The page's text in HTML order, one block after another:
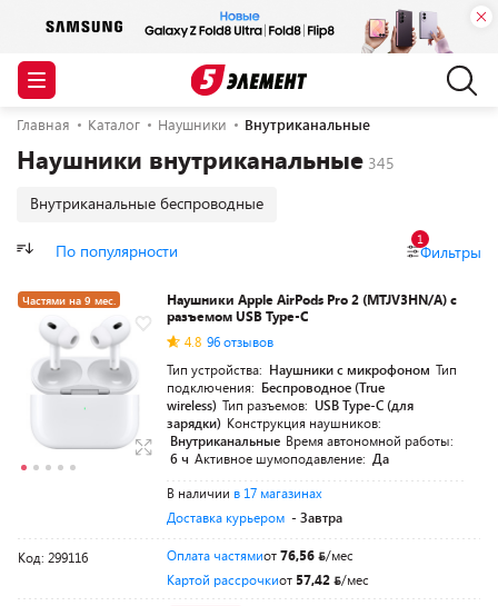
Главная Каталог Наушники Внутриканальные
Наушники внутриканальные
Внутриканальные беспроводные
По популярности Фильтры
1
Частями на 9 мес.
Наушники Apple AirPods Pro 2 (MTJV3HN/A) с
разъемом USB Type-C
4.8 96 отзывов
Тип устройства: Наушники с микрофоном Тип
подключения: Беспроводное (True
wireless) Тип разъемов: USB Type-C (для
зарядки) Конструкция наушников:
Внутриканальные Время автономной работы:
6 ч Активное шумоподавление: Да
В наличии в 17 магазинах
Доставка курьером - Завтра
Код: 299116 Оплата частямиот76,56
/мес
Картой рассрочкиот 57,42 /мес